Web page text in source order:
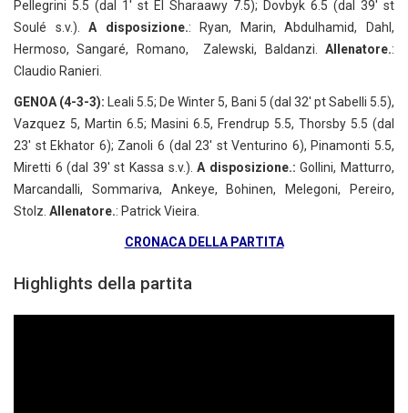
Pellegrini 5.5 (dal 1′ st El Sharaawy 7.5); Dovbyk 6.5 (dal 39′ st
Soulé s.v.).A disposizione.: Ryan, Marin, Abdulhamid, Dahl,
Hermoso, Sangaré, Romano, Zalewski, Baldanzi. Allenatore.:
Claudio Ranieri.
GENOA (4-3-3): Leali 5.5; De Winter 5, Bani 5 (dal 32′ pt Sabelli 5.5),
Vazquez 5, Martin 6.5; Masini 6.5, Frendrup 5.5, Thorsby 5.5 (dal
23′ st Ekhator 6); Zanoli 6 (dal 23′ st Venturino 6), Pinamonti 5.5,
Miretti 6 (dal 39′ st Kassa s.v.).A disposizione.: Gollini, Matturro,
Marcandalli, Sommariva, Ankeye, Bohinen, Melegoni, Pereiro,
Stolz. Allenatore.: Patrick Vieira.
CRONACA DELLA PARTITA
Highlights della partita